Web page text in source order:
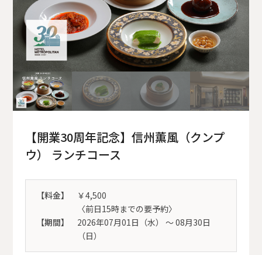
【開業30周年記念】信州薫風（クンプ
ウ） ランチコース
【料金】
￥4,500
〈前日15時までの要予約〉
【期間】
2026年07月01日（水） 〜 08月30日
（日）